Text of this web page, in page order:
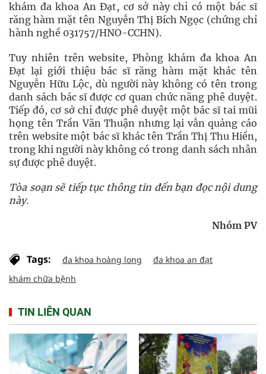
khám đa khoa An Đạt, cơ sở này chỉ có một bác sĩ
răng hàm mặt tên Nguyễn Thị Bích Ngọc (chứng chỉ
hành nghề 031757/HNO-CCHN).
Tuy nhiên trên website, Phòng khám đa khoa An
Đạt lại giới thiệu bác sĩ răng hàm mặt khác tên
Nguyễn Hữu Lộc, dù người này không có tên trong
danh sách bác sĩ được cơ quan chức năng phê duyệt.
Tiếp đó, cơ sở chỉ được phê duyệt một bác sĩ tai mũi
họng tên Trần Văn Thuận nhưng lại vẫn quảng cáo
trên website một bác sĩ khác tên Trần Thị Thu Hiền,
trong khi người này không có trong danh sách nhân
sự được phê duyệt.
Tòa soạn sẽ tiếp tục thông tin đến bạn đọc nội dung
này.
Nhóm PV
Tags: đa khoa hoàng long
đa khoa an đạt
khám chữa bệnh
TIN LIÊN QUAN